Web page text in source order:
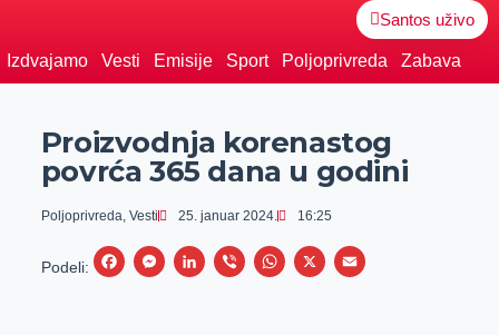
Santos uživo
Izdvajamo Vesti Emisije Sport Poljoprivreda Zabava
Proizvodnja korenastog
povrća 365 dana u godini
Poljoprivreda, Vesti 25. januar 2024. 16:25
Podeli:
F
M
L
V
W
X
E